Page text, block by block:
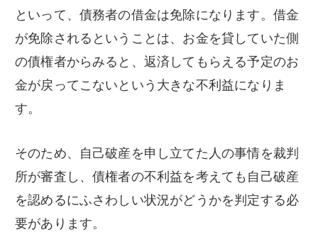
といって、債務者の借金は免除になります。借金
が免除されるということは、お金を貸していた側
の債権者からみると、返済してもらえる予定のお
金が戻ってこないという大きな不利益になりま
す。
そのため、自己破産を申し立てた人の事情を裁判
所が審査し、債権者の不利益を考えても自己破産
を認めるにふさわしい状況がどうかを判定する必
要があります。